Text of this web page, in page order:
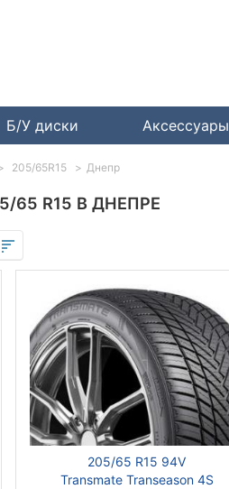
Б/У диски Аксессуары
R15 В ДНЕПРЕ
205/65 R15 94V
Transmate Transeason 4S
205/65R15 Днепр